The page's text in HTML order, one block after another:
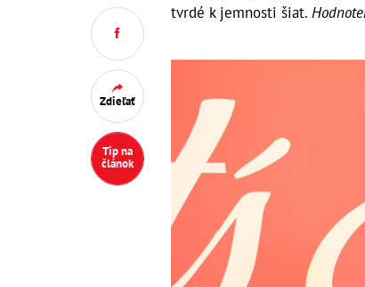
Zdieľať
Tip na
článok
tvrdé k jemnosti šiat.